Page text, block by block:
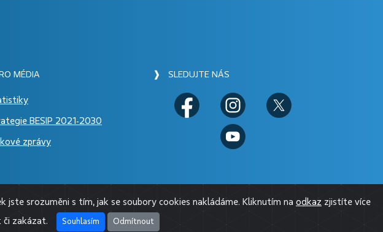
MÉDIA
BESIP 2021-2030
zprávy
❱ SLEDUJTE NÁS
srozuměni s tím, jak se soubory cookies nakládáme. Kliknutím na odkaz zjistíte více
či zakázat.
Souhlasím Odmítnout